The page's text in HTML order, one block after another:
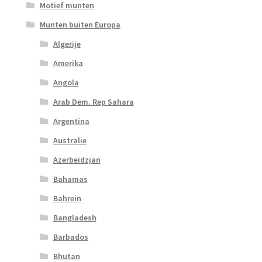
Motief munten
Munten buiten Europa
Algerije
Amerika
Angola
Arab Dem. Rep Sahara
Argentina
Australie
Azerbeidzjan
Bahamas
Bahrein
Bangladesh
Barbados
Bhutan